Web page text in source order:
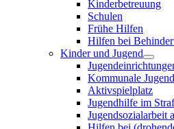
Kinderbetreuung
Schulen
Frühe Hilfen
Hilfen bei
Kinder und Jugend
Kommunale
Aktivspielplatz
Jugendhilfe im
Jugendsozialarbeit